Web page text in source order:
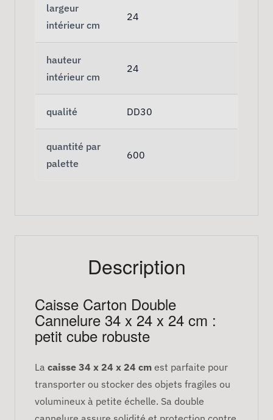
largeur
intérieur cm
24
hauteur
intérieur cm
24
qualité DD30
quantité par
palette
600
Description
Caisse Carton Double
Cannelure 34 x 24 x 24 cm :
petit cube robuste
La caisse 34 x 24 x 24 cm est parfaite pour
transporter ou stocker des objets fragiles ou
volumineux à petite échelle. Sa double